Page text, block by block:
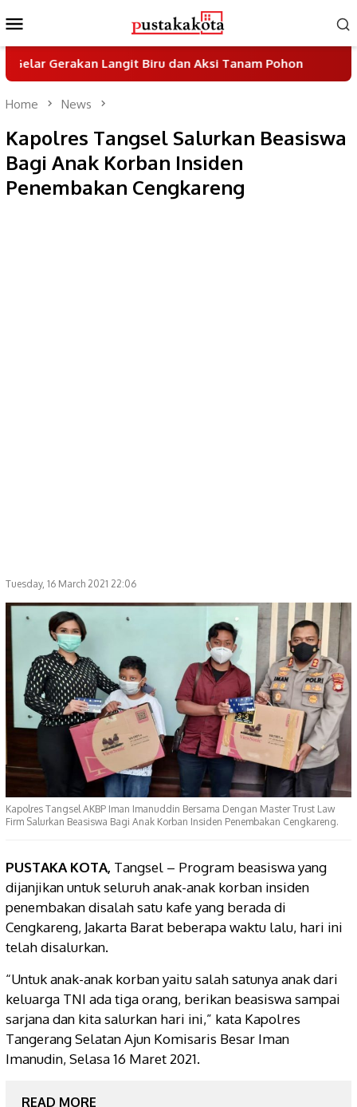
to
contentMenu
Langit Biru dan Aksi Tanam Pohon Sayembara
Home News
Kapolres Tangsel Salurkan Beasiswa
Bagi Anak Korban Insiden
Penembakan Cengkareng
Tuesday, 16 March 2021 22:06
Kapolres Tangsel AKBP Iman Imanuddin Bersama Dengan Master Trust Law
Firm Salurkan Beasiswa Bagi Anak Korban Insiden Penembakan Cengkareng.
PUSTAKA KOTA, Tangsel – Program beasiswa yang
dijanjikan untuk seluruh anak-anak korban insiden
penembakan disalah satu kafe yang berada di
Cengkareng, Jakarta Barat beberapa waktu lalu, hari ini
telah disalurkan.
“Untuk anak-anak korban yaitu salah satunya anak dari
keluarga TNI ada tiga orang, berikan beasiswa sampai
sarjana dan kita salurkan hari ini,” kata Kapolres
Tangerang Selatan Ajun Komisaris Besar Iman
Imanudin, Selasa 16 Maret 2021.
READ MORE